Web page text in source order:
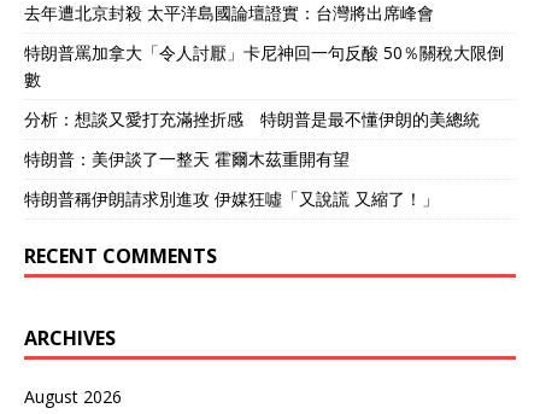
去年遭北京封殺 太平洋島國論壇證實：台灣將出席峰會
特朗普罵加拿大「令人討厭」卡尼神回一句反酸 50％關稅大限倒
數
分析：想談又愛打充滿挫折感 特朗普是最不懂伊朗的美總統
特朗普：美伊談了一整天 霍爾木茲重開有望
特朗普稱伊朗請求別進攻 伊媒狂噓「又說謊 又縮了！」
RECENT COMMENTS
ARCHIVES
August 2026